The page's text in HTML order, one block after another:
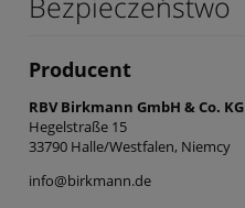
Producent
RBV Birkmann GmbH & Co. KG
Hegelstraße 15
33790 Halle/Westfalen, Niemcy
info@birkmann.de